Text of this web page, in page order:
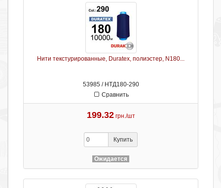
Нити текстурированные, Duratex, полиэстер, N180...
53985 / НТД180-290
Сравнить
199.32 грн./шт
Купить
Ожидается